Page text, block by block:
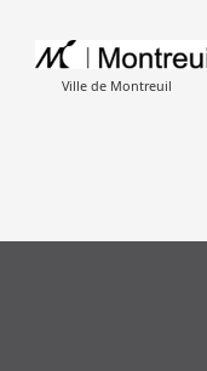
Ville de Montreuil